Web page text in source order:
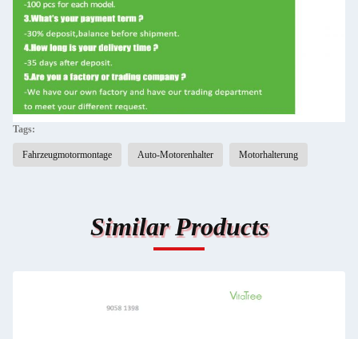
Tags:
Fahrzeugmotormontage Auto-Motorenhalter Motorhalterung
Similar Products